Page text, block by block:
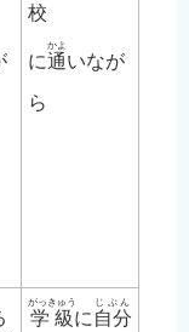
校
に通
かよ
いなが
ら
学級
がっきゅう
に 自分
じぶん